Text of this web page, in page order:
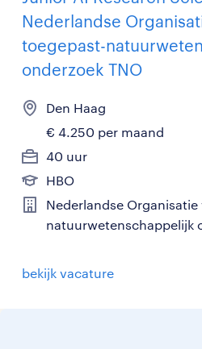
Nederlandse
toegepast-
onderzoek TNO
Den Haag
€ 4.250 per maand
40 uur
HBO
Nederlandse
natuurwetenschappelijk
bekijk vacature